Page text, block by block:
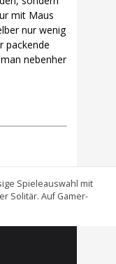
mit Maus
nur wenig
packende
nebenher
Spieleauswahl mit
Solitär. Auf Gamer-